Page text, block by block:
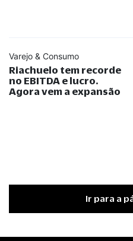
Varejo & Consumo
Riachuelo tem recorde
no EBITDA e lucro.
Agora vem a expansão
Ir para a